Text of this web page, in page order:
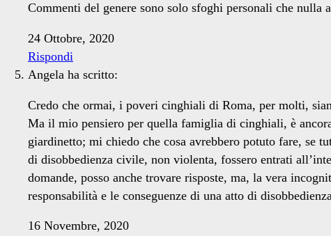
Commenti del genere sono solo sfoghi personali che
24 Ottobre, 2020
Rispondi
Angela ha scritto:
Credo che ormai, i poveri cinghiali di Roma, per molti,
Ma il mio pensiero per quella famiglia di cinghiali, è
giardinetto; mi chiedo che cosa avrebbero potuto fare, se
di disobbedienza civile, non violenta, fossero entrati
domande, posso anche trovare risposte, ma, la vera
responsabilità e le conseguenze di una atto di
16 Novembre, 2020